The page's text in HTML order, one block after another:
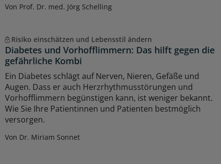
Von Prof. Dr. med. Jörg Schelling
Risiko einschätzen und Lebensstil ändern
Diabetes und Vorhofflimmern: Das hilft gegen die
gefährliche Kombi
Ein Diabetes schlägt auf Nerven, Nieren, Gefäße und
Augen. Dass er auch Herzrhythmusstörungen und
Vorhofflimmern begünstigen kann, ist weniger bekannt.
Wie Sie Ihre Patientinnen und Patienten bestmöglich
versorgen.
Von Dr. Miriam Sonnet